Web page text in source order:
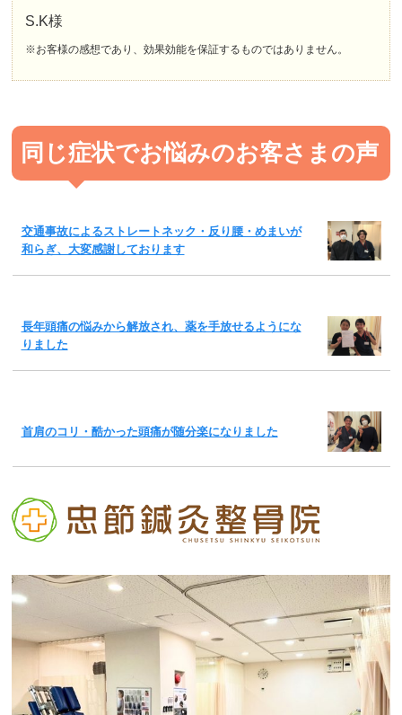
S.K様
※お客様の感想であり、効果効能を保証するものではありません。
同じ症状でお悩みのお客さまの声
交通事故によるストレートネック・反り腰・めまいが
和らぎ、大変感謝しております
長年頭痛の悩みから解放され、薬を手放せるようにな
りました
首肩のコリ・酷かった頭痛が随分楽になりました